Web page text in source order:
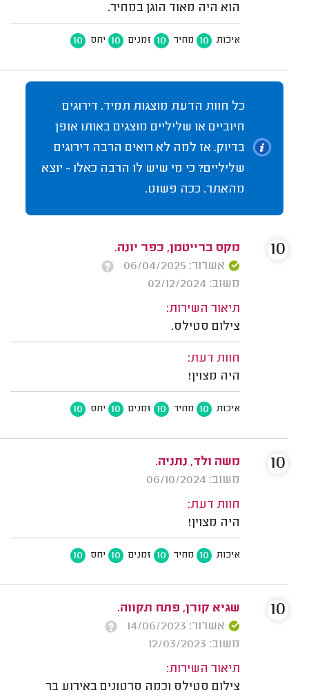
הוא היה מאוד הוגן במחיר.
איכות 10 מחיר 10 זמנים 10 יחס 10
כל חוות הדעת מוצגות תמיד. דירוגים
חיוביים או שליליים מוצגים באותו אופן
בדיוק. אז למה לא רואים הרבה דירוגים
שליליים? כי מי שיש לו הרבה כאלו - יוצא
מהאתר. ככה פשוט.
מקס ברייטמן, כפר יונה.
אשרור: 06/04/2025
משוב: 02/12/2024
תיאור השירות:
צילום סטילס.
חוות דעת:
היה מצוין!
איכות 10 מחיר 10 זמנים 10 יחס 10
10
משה ולד, נתניה.
משוב: 06/10/2024
חוות דעת:
היה מצוין!
איכות 10 מחיר 10 זמנים 10 יחס 10
10
שגיא קורן, פתח תקווה.
אשרור: 14/06/2023
משוב: 12/03/2023
תיאור השירות:
צילום סטילס וכמה סרטונים באירוע בר
10